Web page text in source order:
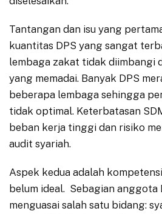
Tantangan dan isu yang
kuantitas DPS yang sangat
lembaga zakat tidak diimbangi
yang memadai. Banyak DPS
beberapa lembaga sehingga
tidak optimal. Keterbatasan
beban kerja tinggi dan risiko
audit syariah.
Aspek kedua adalah
belum ideal. Sebagian anggota
menguasai salah satu bidang: